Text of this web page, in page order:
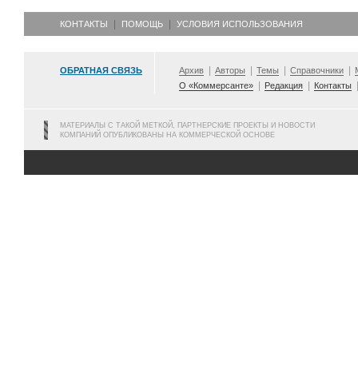
КОНТАКТЫ ПОМОЩЬ УСЛОВИЯ ИСПОЛЬЗОВАНИЯ
ОБРАТНАЯ СВЯЗЬ Архив Авторы Темы Справочники
О «Коммерсанте»
Редакция Контакты
МАТЕРИАЛЫ С ТАКОЙ МЕТКОЙ, ПАРТНЕРСКИЕ ПРОЕКТЫ И НОВОСТИ
КОМПАНИЙ ОПУБЛИКОВАНЫ НА КОММЕРЧЕСКОЙ ОСНОВЕ